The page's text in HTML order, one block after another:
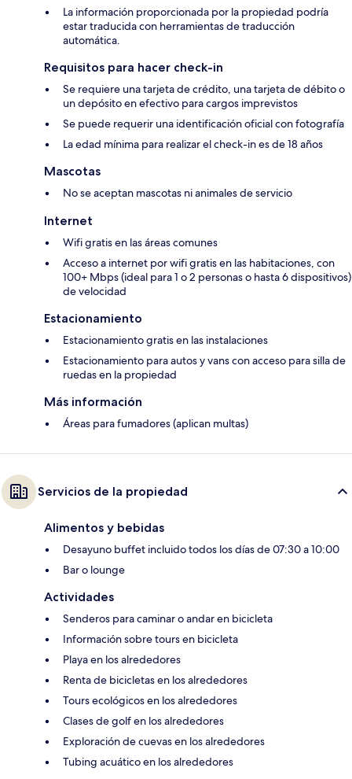
La información proporcionada por la propiedad podría
estar traducida con herramientas de traducción
automática.
Requisitos para hacer check-in
Se requiere una tarjeta de crédito, una tarjeta de débito o
un depósito en efectivo para cargos imprevistos
Se puede requerir una identificación oficial con fotografía
La edad mínima para realizar el check-in es de 18 años
Mascotas
No se aceptan mascotas ni animales de servicio
Internet
Wifi gratis en las áreas comunes
Acceso a internet por wifi gratis en las habitaciones, con
100+ Mbps (ideal para 1 o 2 personas o hasta 6 dispositivos)
de velocidad
Estacionamiento
Estacionamiento gratis en las instalaciones
Estacionamiento para autos y vans con acceso para silla de
ruedas en la propiedad
Más información
Áreas para fumadores (aplican multas)
Servicios de la propiedad
Alimentos y bebidas
Desayuno buffet incluido todos los días de 07:30 a 10:00
Bar o lounge
Actividades
Senderos para caminar o andar en bicicleta
Información sobre tours en bicicleta
Playa en los alrededores
Renta de bicicletas en los alrededores
Tours ecológicos en los alrededores
Clases de golf en los alrededores
Exploración de cuevas en los alrededores
Tubing acuático en los alrededores